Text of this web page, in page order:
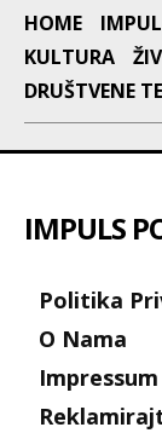
HOME
KULTURA
DRUŠTVENE
IMPULS
Politika
O Nama
Impressum